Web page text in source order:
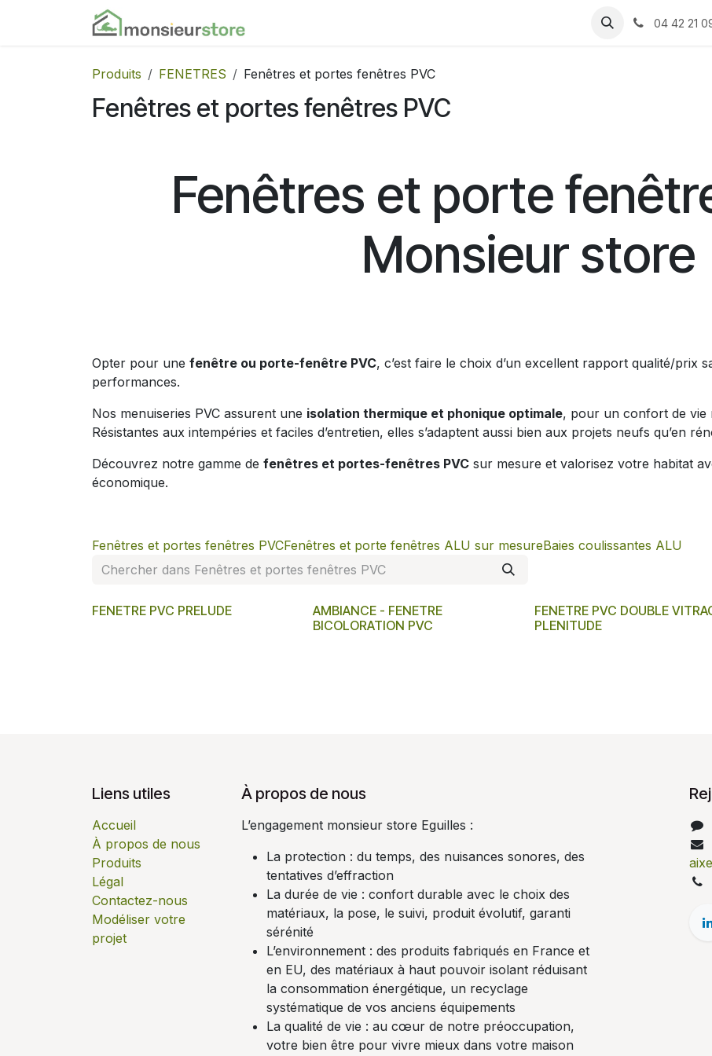
Se rendre au contenu
Recrutement04 42 21
Produits FENETRES Fenêtres et portes fenêtres PVC
Fenêtres et portes fenêtres PVC
Fenêtres et porte
Monsieur store
Opter pour une fenêtre ou porte-fenêtre PVC, c’est faire le choix d’un excellent rapport qualité/prix
performances.
Nos menuiseries PVC assurent une isolation thermique et phonique optimale, pour un confort de vie
Résistantes aux intempéries et faciles d’entretien, elles s’adaptent aussi bien aux projets neufs qu’en
Découvrez notre gamme de fenêtres et portes-fenêtres PVC sur mesure et valorisez votre habitat
économique.
Fenêtres et portes fenêtres PVCFenêtres et porte fenêtres ALU sur mesureBaies coulissantes ALU
FENETRE PVC PRELUDE
AMBIANCE - FENETRE
BICOLORATION PVC
FENETRE PVC DOUBLE
PLENITUDE
Liens utiles
Accueil
À propos de nous
Produits
Légal
Contactez-nous
Modéliser votre
projet
À propos de nous
L’engagement monsieur store Eguilles :
La protection : du temps, des nuisances sonores, des
tentatives d’effraction
La durée de vie : confort durable avec le choix des
matériaux, la pose, le suivi, produit évolutif, garanti
sérénité
L’environnement : des produits fabriqués en France et
en EU, des matériaux à haut pouvoir isolant réduisant
la consommation énergétique, un recyclage
systématique de vos anciens équipements
La qualité de vie : au cœur de notre préoccupation,
votre bien être pour vivre mieux dans votre maison